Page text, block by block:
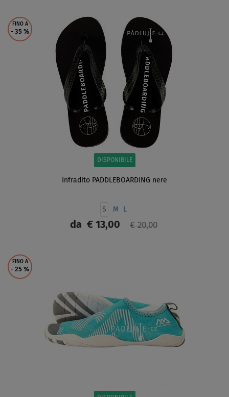
FINO A
- 35 %
DISPONIBILE
Infradito PADDLEBOARDING nere
S M L
da€ 13,00 € 20,00
FINO A
- 25 %